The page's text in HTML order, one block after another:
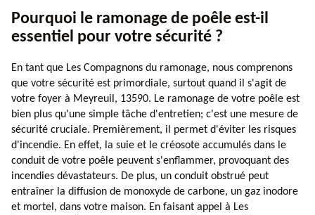
Pourquoi le ramonage de poêle est-il
essentiel pour votre sécurité ?
En tant que Les Compagnons du ramonage, nous comprenons
que votre sécurité est primordiale, surtout quand il s'agit de
votre foyer à Meyreuil, 13590. Le ramonage de votre poêle est
bien plus qu'une simple tâche d'entretien; c'est une mesure de
sécurité cruciale. Premièrement, il permet d'éviter les risques
d'incendie. En effet, la suie et le créosote accumulés dans le
conduit de votre poêle peuvent s'enflammer, provoquant des
incendies dévastateurs. De plus, un conduit obstrué peut
entraîner la diffusion de monoxyde de carbone, un gaz inodore
et mortel, dans votre maison. En faisant appel à Les